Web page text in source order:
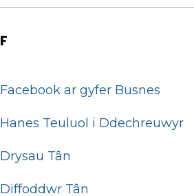
F
Facebook ar gyfer Busnes
Hanes Teuluol i Ddechreuwyr
Drysau Tân
Diffoddwr Tân